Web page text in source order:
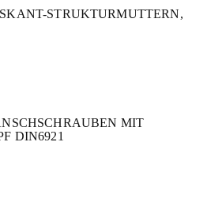
STRUKTURMUTTERN,
MIT
DIN6921